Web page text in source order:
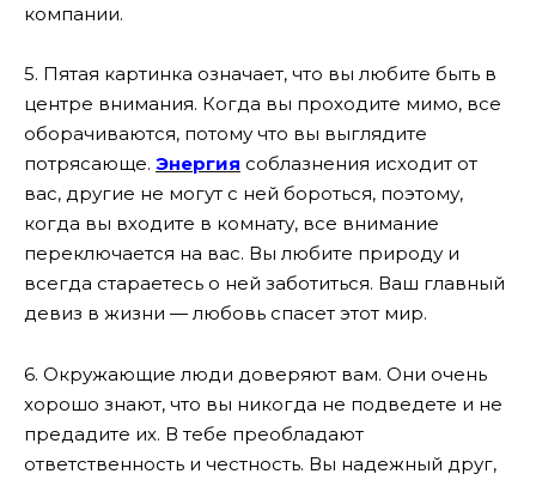
компании.
5. Пятая картинка означает, что вы любите быть в
центре внимания. Когда вы проходите мимо, все
оборачиваются, потому что вы выглядите
потрясающе. Энергия соблазнения исходит от
вас, другие не могут с ней бороться, поэтому,
когда вы входите в комнату, все внимание
переключается на вас. Вы любите природу и
всегда стараетесь о ней заботиться. Ваш главный
девиз в жизни — любовь спасет этот мир.
6. Окружающие люди доверяют вам. Они очень
хорошо знают, что вы никогда не подведете и не
предадите их. В тебе преобладают
ответственность и честность. Вы надежный друг,